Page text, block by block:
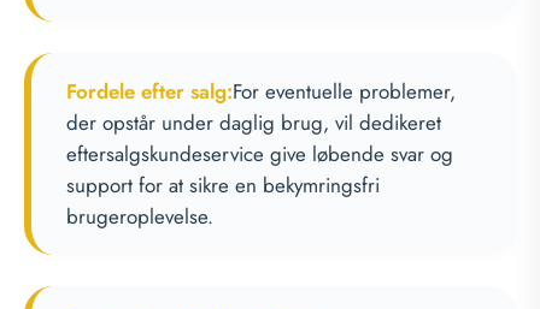
Fordele efter salg:For eventuelle problemer,
der opstår under daglig brug, vil dedikeret
eftersalgskundeservice give løbende svar og
support for at sikre en bekymringsfri
brugeroplevelse.